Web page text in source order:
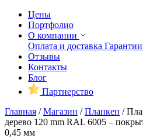
Цены
Портфолио
О компании
Оплата и доставка Гарантии
Отзывы
Контакты
Блог
Партнерство
Главная /Магазин /Планкен /
дерево 120 mm RAL 6005 –
0,45 мм